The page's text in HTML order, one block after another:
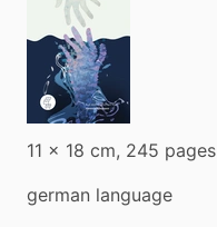
11 x 18 cm, 245 pages
german language